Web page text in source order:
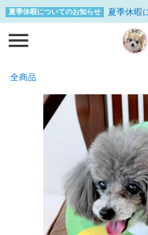
夏季休暇についてのお知らせ 夏季休暇
全商品